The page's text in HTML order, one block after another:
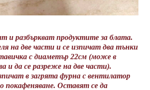
и разбъркват продуктите за блата.
на две части и се изпичат два тънки
с диаметър 22см (може в
и да се разреже на две части).
в загрята фурна с вентилатор
покафеняване. Оставят се да